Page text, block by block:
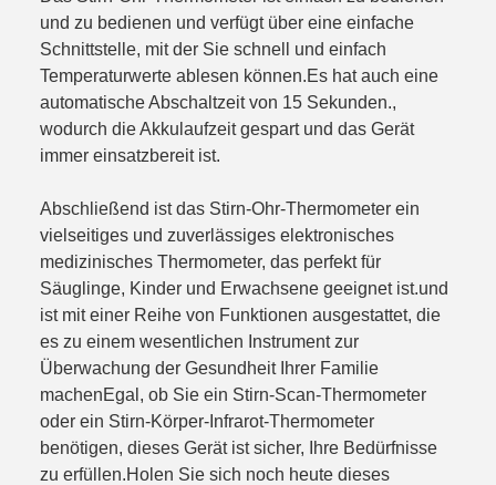
und zu bedienen und verfügt über eine einfache
Schnittstelle, mit der Sie schnell und einfach
Temperaturwerte ablesen können.Es hat auch eine
automatische Abschaltzeit von 15 Sekunden.,
wodurch die Akkulaufzeit gespart und das Gerät
immer einsatzbereit ist.
Abschließend ist das Stirn-Ohr-Thermometer ein
vielseitiges und zuverlässiges elektronisches
medizinisches Thermometer, das perfekt für
Säuglinge, Kinder und Erwachsene geeignet ist.und
ist mit einer Reihe von Funktionen ausgestattet, die
es zu einem wesentlichen Instrument zur
Überwachung der Gesundheit Ihrer Familie
machenEgal, ob Sie ein Stirn-Scan-Thermometer
oder ein Stirn-Körper-Infrarot-Thermometer
benötigen, dieses Gerät ist sicher, Ihre Bedürfnisse
zu erfüllen.Holen Sie sich noch heute dieses